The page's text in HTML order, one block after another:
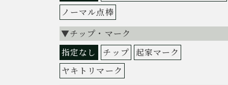
ノーマル点棒
▼チップ・マーク
指定なし
チップ
起家マーク
ヤキトリマーク